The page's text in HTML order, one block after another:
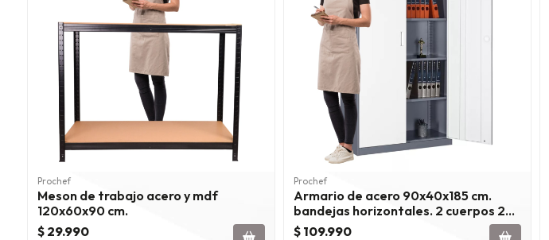
Prochef
Meson de trabajo acero y mdf
120x60x90 cm.
$ 29.990
Prochef
Armario de acero 90x40x185 cm.
bandejas horizontales. 2 cuerpos 2
puertas
$ 109.990